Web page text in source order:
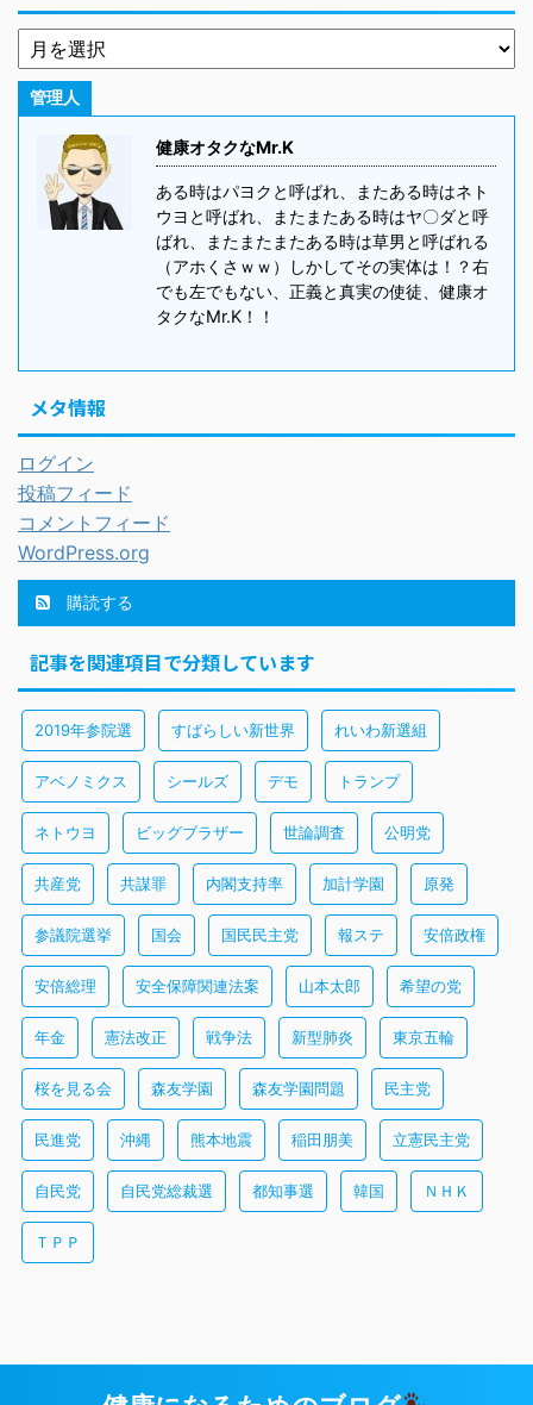
管理人
健康オタクなMr.K
ある時はパヨクと呼ばれ、またある時はネト
ウヨと呼ばれ、またまたある時はヤ〇ダと呼
ばれ、またまたまたある時は草男と呼ばれる
（アホくさｗｗ）しかしてその実体は！？右
でも左でもない、正義と真実の使徒、健康オ
タクなMr.K！！
メタ情報
ログイン
投稿フィード
コメントフィード
WordPress.org
購読する
記事を関連項目で分類しています
2019年参院選 すばらしい新世界 れいわ新選組
アベノミクス シールズ デモ トランプ
ネトウヨ ビッグブラザー 世論調査 公明党
共産党 共謀罪 内閣支持率 加計学園 原発
参議院選挙 国会 国民民主党 報ステ 安倍政権
安倍総理 安全保障関連法案 山本太郎 希望の党
年金 憲法改正 戦争法 新型肺炎 東京五輪
桜を見る会 森友学園 森友学園問題 民主党
民進党 沖縄 熊本地震 稲田朋美 立憲民主党
自民党 自民党総裁選 都知事選 韓国 ＮＨＫ
ＴＰＰ